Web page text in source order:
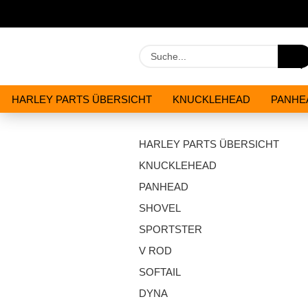
HARLEY PARTS ÜBERSICHT KNUCKLEHEAD
HARLEY PARTS ÜBERSICHT
KNUCKLEHEAD
PANHEAD
SHOVEL
SPORTSTER
V ROD
SOFTAIL
DYNA